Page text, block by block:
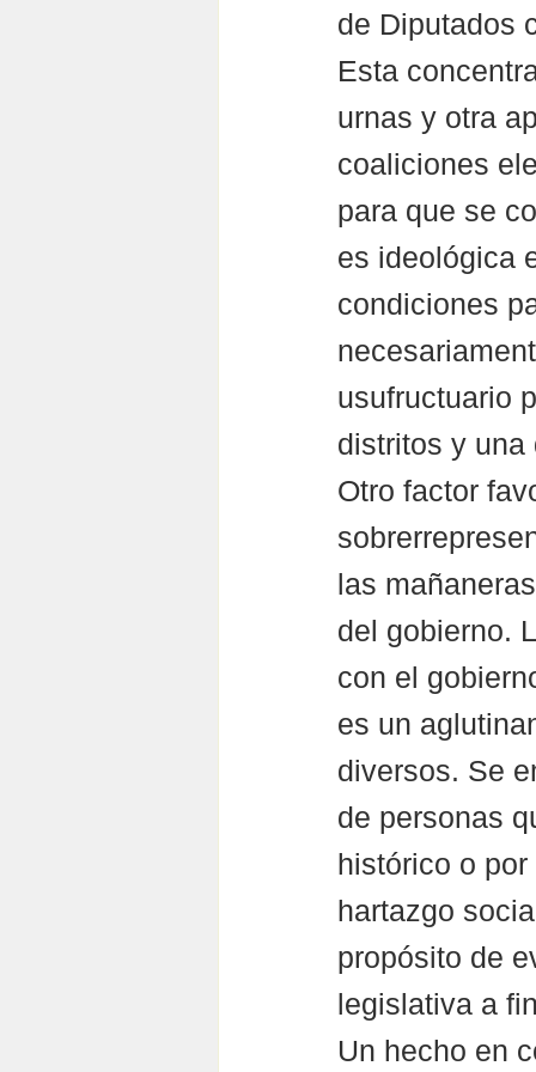
de Diputados
Esta
urnas y otra
coaliciones
para que se
es ideológica
condiciones
usufructuario
distritos y una
Otro factor
las
del gobierno.
con el
es un
diversos. Se
de personas
histórico o
hartazgo
propósito de
legislativa a
Un hecho en